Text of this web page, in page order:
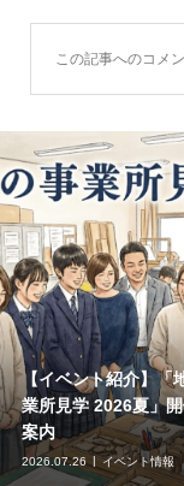
この記事へのコメ
【イベント紹介】「
業所見学 2026夏」
案内
2026.07.26 イベント情報